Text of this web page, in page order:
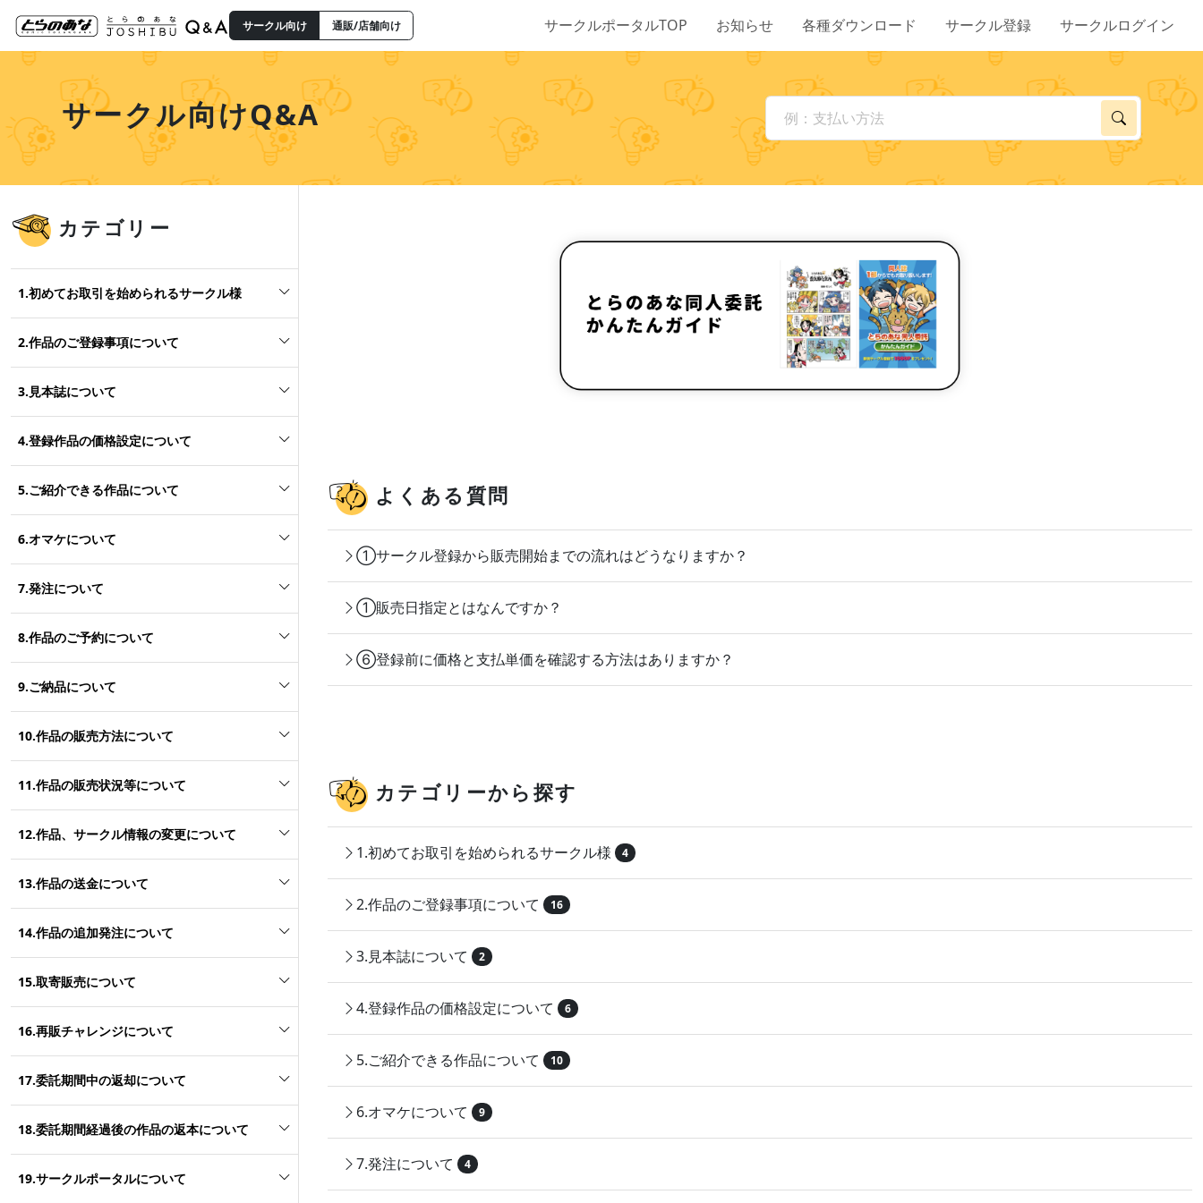
サークル向け 通販/店舗向け サークルポータルTOP お知らせ 各種ダウンロード サークル登録 サークルログイン
サークル向けQ&A
カテゴリー
1.初めてお取引を始められるサークル様
2.作品のご登録事項について
3.見本誌について
4.登録作品の価格設定について
5.ご紹介できる作品について
6.オマケについて
7.発注について
8.作品のご予約について
9.ご納品について
10.作品の販売方法について
11.作品の販売状況等について
12.作品、サークル情報の変更について
13.作品の送金について
14.作品の追加発注について
15.取寄販売について
16.再販チャレンジについて
17.委託期間中の返却について
18.委託期間経過後の作品の返本について
19.サークルポータルについて
よくある質問
①サークル登録から販売開始までの流れはどうなりますか？
①販売日指定とはなんですか？
⑥登録前に価格と支払単価を確認する方法はありますか？
カテゴリーから探す
1.初めてお取引を始められるサークル様 4
2.作品のご登録事項について 16
3.見本誌について 2
4.登録作品の価格設定について 6
5.ご紹介できる作品について 10
6.オマケについて 9
7.発注について 4